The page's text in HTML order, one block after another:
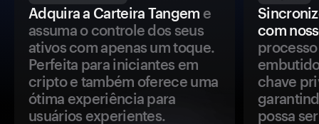
Adquira a Carteira Tangem e
assuma o controle dos seus
ativos com apenas um toque.
Perfeita para iniciantes em
cripto e também oferece uma
ótima experiência para
usuários experientes.
com
chave
possa